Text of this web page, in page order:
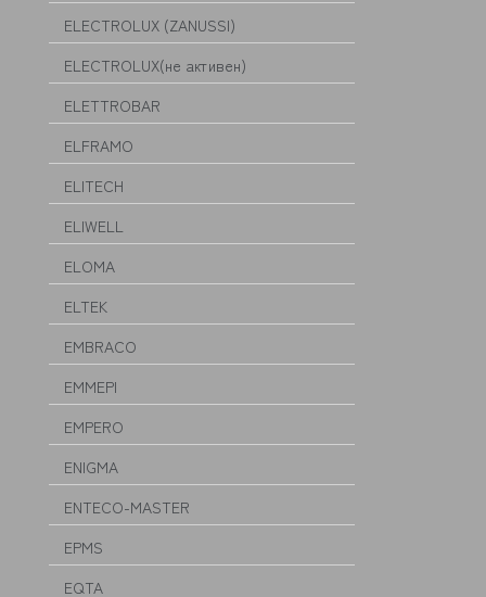
ELECTROLUX (ZANUSSI)
ELECTROLUX(не активен)
ELETTROBAR
ELFRAMO
ELITECH
ELIWELL
ELOMA
ELTEK
EMBRACO
EMMEPI
EMPERO
ENIGMA
ENTECO-MASTER
EPMS
EQTA